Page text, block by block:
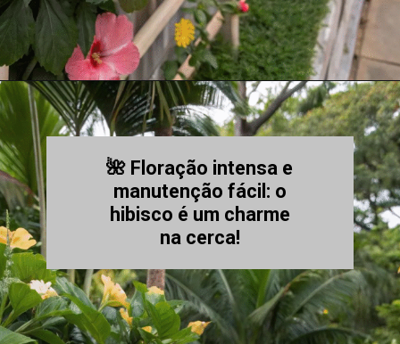
🌺 Floração intensa e
manutenção fácil: o
hibisco é um charme
na cerca!